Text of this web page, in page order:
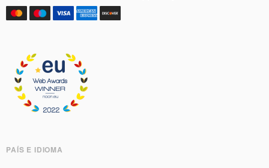
PAÍS E IDIOMA